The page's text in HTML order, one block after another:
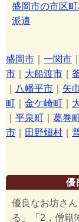
盛岡市の市区
派遣
盛岡市 一関市
市
大船渡市
八幡平市 矢
町
金ケ崎町
平泉町 葛巻
市
田野畑村
優
優良なお坊さ
る」「2，僧籍